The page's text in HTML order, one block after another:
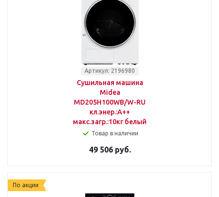
Артикул: 2196980
Сушильная машина
Midea
MD205H100WB/W-RU
кл.энер.:A++
макс.загр.:10кг белый
Товар в наличии
49 506 руб.
По акции